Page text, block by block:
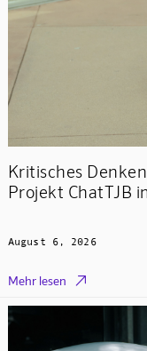
Kritisches
Projekt ChatTJB
August 6, 2026
Mehr lesen 